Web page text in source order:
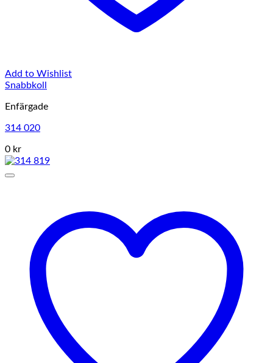
Add to Wishlist
Snabbkoll
Enfärgade
314 020
0 kr